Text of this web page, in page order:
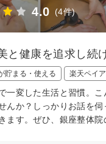
4.0 (4件)
と健康を追求し続
貯まる・使える 楽天ペイ
一変した生活と習慣。
んか？しっかりお話を
ます。ぜひ、銀座整体院